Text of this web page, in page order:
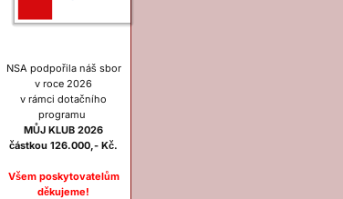
NSA podpořila náš sbor
v roce 2026
v rámci dotačního
programu
MŮJ KLUB 2026
částkou 126.000,- Kč.
Všem poskytovatelům
děkujeme!